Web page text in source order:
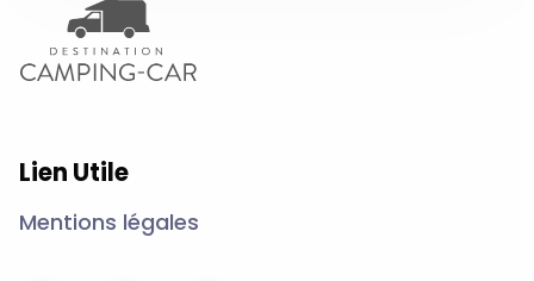
Lien Utile
Mentions légales